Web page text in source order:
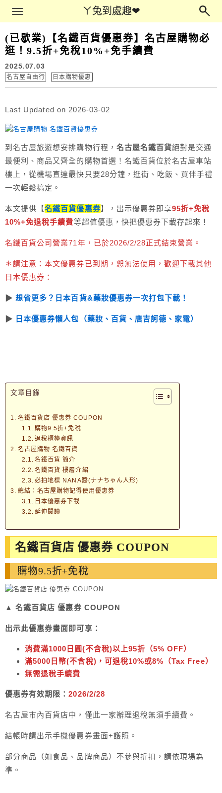
ㄚ兔到處趣❤
Main Menu
(已歇業)【名鐵百貨優惠券】名古屋購物必
逛！9.5折+免稅10%+免手續費
2025.07.03
名古屋自由行 日本購物優惠
Last Updated on 2026-03-02
到名古屋旅遊想安排購物行程， 名古屋名鐵百貨絕對是交通
最便利、商品又齊全的購物首選！名鐵百貨位於名古屋車站
樓上，從機場直達最快只要28分鐘，逛街、吃飯、買伴手禮
一次輕鬆搞定。
本文提供【名鐵百貨優惠券】，出示優惠券即享95折+免稅
10%+免退稅手續費等超值優惠，快把優惠券下載存起來！
名鐵百貨公司營業71年，已於2026/2/28正式結束營業。
＊請注意：本文優惠券已到期，恕無法使用，歡迎下載其他
日本優惠券：
▶︎想省更多？日本百貨&藥妝優惠券一次打包下載！
▶︎ 日本優惠券懶人包（藥妝、百貨、唐吉訶德、家電）
文章目錄
名鐵百貨店 優惠券 COUPON
購物9.5折+免稅
退稅櫃檯資訊
名古屋購物 名鐵百貨
名鐵百貨 簡介
名鐵百貨 樓層介紹
必拍地標 NANA醬(ナナちゃん人形)
總結：名古屋購物記得使用優惠券
日本優惠券下載
延伸閱讀
名鐵百貨店 優惠券 COUPON
購物9.5折+免稅
▲ 名鐵百貨店 優惠券 COUPON
出示此優惠券畫面即可享：
消費滿1000日圓(不含稅)以上95折（5% OFF）
滿5000日幣(不含稅)，可退稅10%或8% （Tax Free）
無需退稅手續費
優惠券有效期限：2026/2/28
名古屋市內百貨店中，僅此一家辦理退稅無須手續費。
結帳時請出示手機優惠券畫面+護照。
部分商品（如食品、品牌商品）不參與折扣，請依現場為
準。